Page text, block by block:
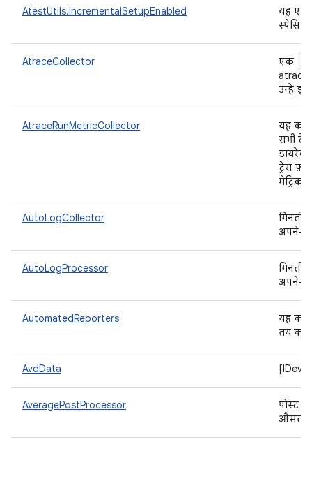
AtestUtils.IncrementalSetupEnabled
यह एक
AtraceCollector एक
atrace
उन्हें
AtraceRunMetricCollector
यह
सभी
ट्रेस
मेट्रिक
AutoLogCollector
गिनती
अपने-
AutoLogProcessor
गिनती
अपने-
AutomatedReporters
यह
तय
AvdData
AveragePostProcessor
पोस्ट
औसत